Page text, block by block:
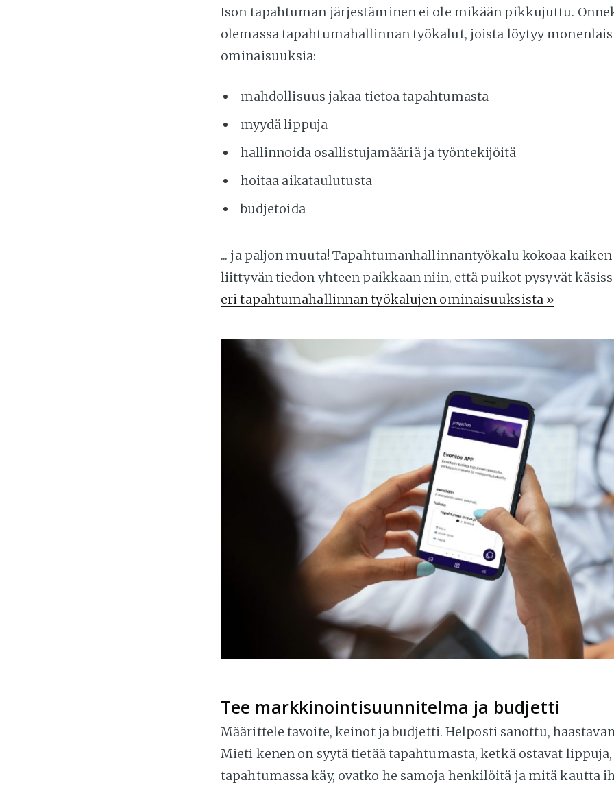
Ison tapahtuman järjestäminen ei ole mikään pikkujuttu.
olemassa tapahtumahallinnan työkalut, joista löytyy
ominaisuuksia:
mahdollisuus jakaa tietoa tapahtumasta
myydä lippuja
hallinnoida osallistujamääriä ja työntekijöitä
hoitaa aikataulutusta
budjetoida
... ja paljon muuta! Tapahtumanhallinnantyökalu kokoaa
liittyvän tiedon yhteen paikkaan niin, että puikot pysyvät
eri tapahtumahallinnan työkalujen ominaisuuksista »
Tee markkinointisuunnitelma ja budjetti
Määrittele tavoite, keinot ja budjetti. Helposti sanottu,
Mieti kenen on syytä tietää tapahtumasta, ketkä ostavat
tapahtumassa käy, ovatko he samoja henkilöitä ja mitä kautta